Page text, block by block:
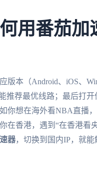
用番茄加
版本（Android、iOS、
推荐最优线路；最后打
你想在海外看NBA直播
在香港，遇到“在香港看
器，切换到国内IP，就能